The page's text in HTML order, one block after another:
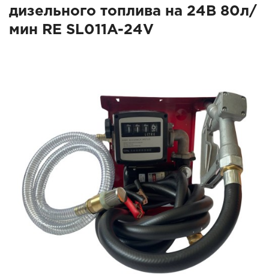
дизельного топлива на 24В 80л/
мин RE SL011A-24V